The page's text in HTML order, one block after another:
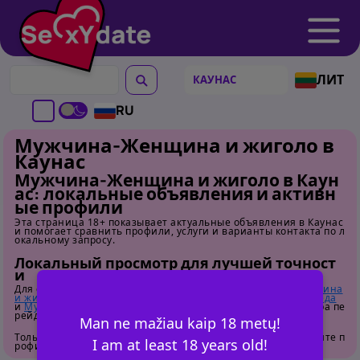
ЛИТ
RU
Man ne mažiau kaip 18 metų!
I am at least 18 years old!
Мужчина-Женщина и жиголо в
Каунас
Мужчина-Женщина и жиголо в Каун
ас: локальные объявления и активн
ые профили
Эта страница 18+ показывает актуальные объявления в Каунас
и помогает сравнить профили, услуги и варианты контакта по л
окальному запросу.
Локальный просмотр для лучшей точност
и
Для сравнения соседних локаций откройте Мужчина-Женщина
и жиголо в Вильнюс Мужчина-Женщина и жиголо в Клайпеда
иМужчина-Женщина и жиголо в Шяуляй . Для общего обзора пе
рейдите на страницу категории
Только для взрослых. Перед контактом внимательно изучайте п
рофили.